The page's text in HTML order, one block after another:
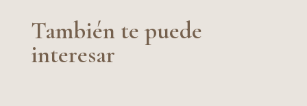
También te puede
interesar